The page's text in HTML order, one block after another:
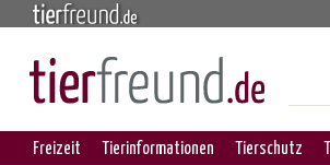
Freizeit Tierinformationen Tierschutz